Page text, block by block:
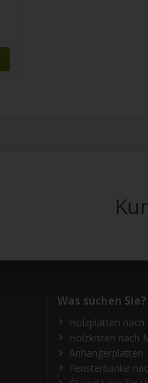
Was suchen Sie?
Holzplatten nach
Holzkisten nach
Anhängerplatten
Fensterbänke